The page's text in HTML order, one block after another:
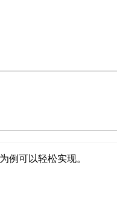
例可以轻松实现。